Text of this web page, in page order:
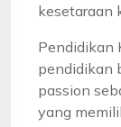
kesetaraan
Pendidikan
pendidikan
passion
yang